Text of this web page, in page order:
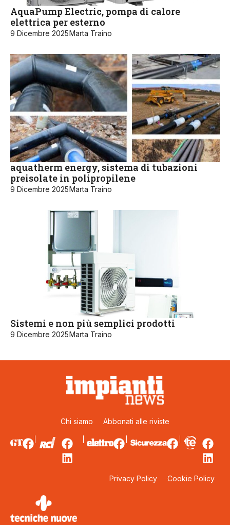
AquaPump Electric, pompa di calore
elettrica per esterno
9 Dicembre 2025Marta Traino
aquatherm energy, sistema di tubazioni
preisolate in polipropilene
9 Dicembre 2025Marta Traino
Sistemi e non più semplici prodotti
9 Dicembre 2025Marta Traino
Chi siamo Abbonati alle riviste
Privacy Policy Cookie Policy